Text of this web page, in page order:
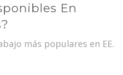
En
más populares en EE.